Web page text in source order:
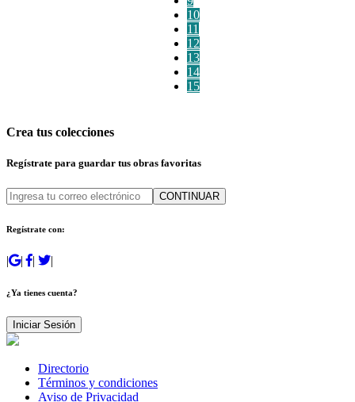
10
11
12
13
14
15
Crea tus colecciones
Regístrate para guardar tus obras favoritas
CONTINUAR
Regístrate con:
| | | |
¿Ya tienes cuenta?
Iniciar Sesión
Directorio
Términos y condiciones
Aviso de Privacidad